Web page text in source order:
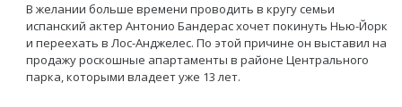
В желании больше времени проводить в кругу семьи
испанский актер Антонио Бандерас хочет покинуть Нью-Йорк
и переехать в Лос-Анджелес. По этой причине он выставил на
продажу роскошные апартаменты в районе Центрального
парка, которыми владеет уже 13 лет.